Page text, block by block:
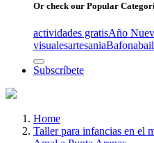
Or check our Popular
actividades gratisAño
visualesartesaniaBafona
Subscríbete
Home
Taller para infancias en el